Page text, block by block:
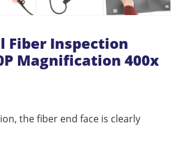
Fiber Inspection
Magnification 400x
the fiber end face is clearly